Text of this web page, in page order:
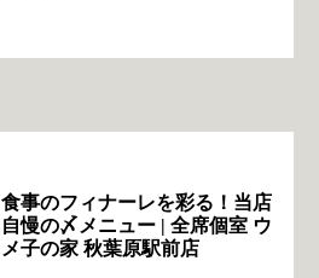
食事のフィナーレを彩る！当店
自慢の〆メニュー | 全席個室 ウ
メ子の家 秋葉原駅前店